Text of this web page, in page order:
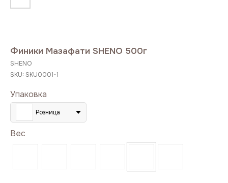
Финики Мазафати SHENO 500г
SHENO
SKU: SKU0001-1
Упаковка
Розница
Вес